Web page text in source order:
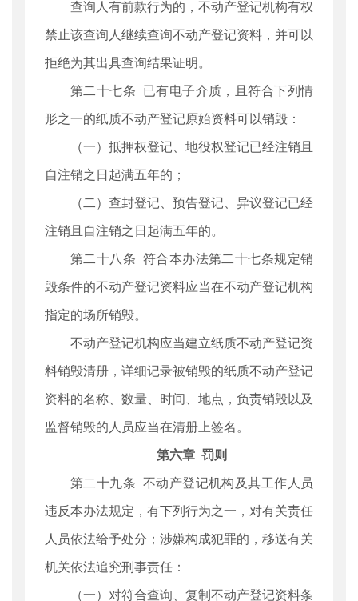
查询人有前款行为的，不动产登记机构有权
禁止该查询人继续查询不动产登记资料，并可以
拒绝为其出具查询结果证明。
第二十七条 已有电子介质，且符合下列情
形之一的纸质不动产登记原始资料可以销毁：
（一）抵押权登记、地役权登记已经注销且
自注销之日起满五年的；
（二）查封登记、预告登记、异议登记已经
注销且自注销之日起满五年的。
第二十八条 符合本办法第二十七条规定销
毁条件的不动产登记资料应当在不动产登记机构
指定的场所销毁。
不动产登记机构应当建立纸质不动产登记资
料销毁清册，详细记录被销毁的纸质不动产登记
资料的名称、数量、时间、地点，负责销毁以及
监督销毁的人员应当在清册上签名。
第六章 罚则
第二十九条 不动产登记机构及其工作人员
违反本办法规定，有下列行为之一，对有关责任
人员依法给予处分；涉嫌构成犯罪的，移送有关
机关依法追究刑事责任：
（一）对符合查询、复制不动产登记资料条